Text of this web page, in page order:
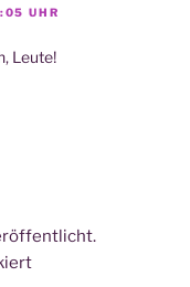
UHR
Leute!